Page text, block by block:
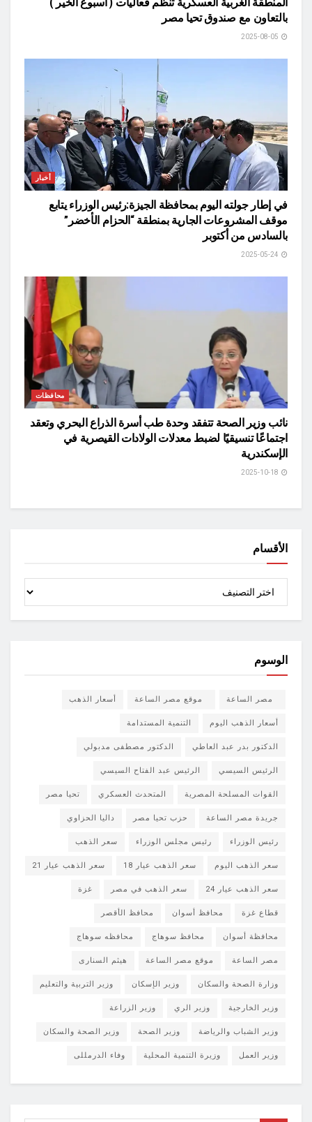
بالتعاون مع صندوق تحيا مصر
أخبار
في إطار جولته اليوم بمحافظة الجيزة:رئيس الوزراء يتابع
موقف المشروعات الجارية بمنطقة “الحزام الأخضر”
بالسادس من أكتوبر
محافظات
نائب وزير الصحة تتفقد وحدة طب أسرة الذراع البحري وتعقد
اجتماعًا تنسيقيًا لضبط معدلات الولادات القيصرية في
الإسكندرية
الأقسام
الوسوم
مصر الساعة موقع مصر الساعة أسعار الذهب
أسعار الذهب اليوم التنمية المستدامة
الدكتور بدر عبد العاطي الدكتور مصطفى مدبولي
الرئيس السيسي الرئيس عبد الفتاح السيسي
القوات المسلحة المصرية المتحدث العسكري تحيا مصر
جريدة مصر الساعة حزب تحيا مصر داليا الحزاوي
رئيس الوزراء رئيس مجلس الوزراء سعر الذهب
سعر الذهب اليوم سعر الذهب عيار 18 سعر الذهب عيار 21
سعر الذهب عيار 24 سعر الذهب في مصر غزة
قطاع غزة محافظ أسوان محافظ الأقصر
محافظة أسوان محافظ سوهاج محافظه سوهاج
مصر الساعة موقع مصر الساعة هيثم السنارى
وزارة الصحة والسكان وزير الإسكان وزير التربية والتعليم
وزير الخارجية وزير الري وزير الزراعة
وزير الشباب والرياضة وزير الصحة وزير الصحة والسكان
وزير العمل وزيرة التنمية المحلية وفاء الدرمللى